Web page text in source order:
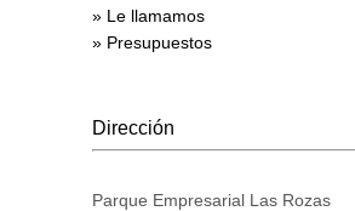
» Le llamamos
» Presupuestos
Dirección
Parque Empresarial Las Rozas